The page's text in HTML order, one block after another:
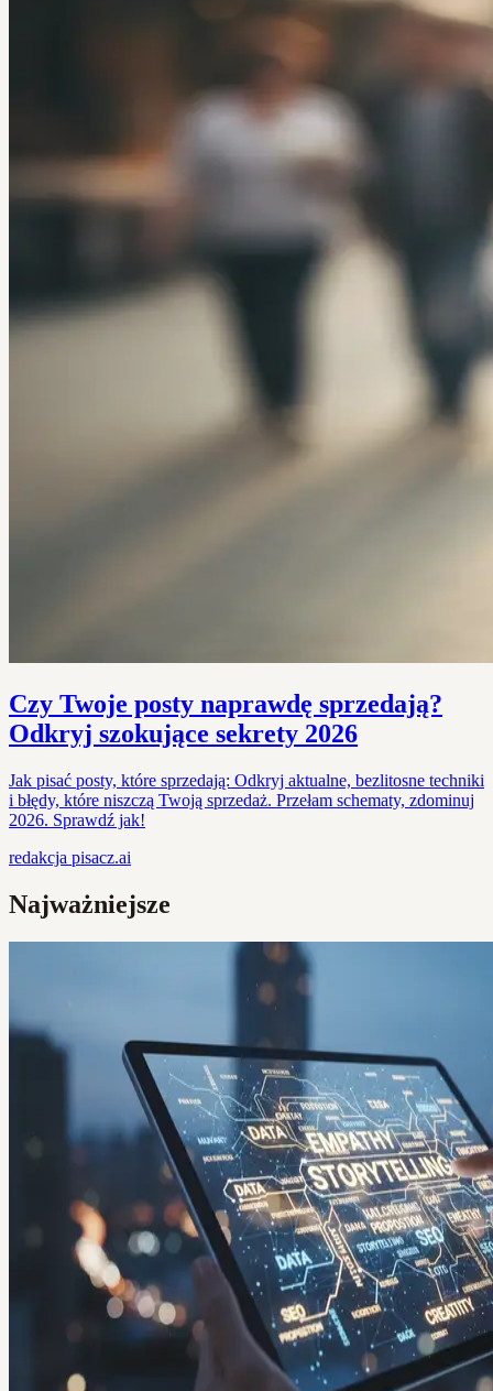
Czy Twoje posty naprawdę sprzedają?
Odkryj szokujące sekrety 2026
Jak pisać posty, które sprzedają: Odkryj aktualne, bezlitosne techniki
i błędy, które niszczą Twoją sprzedaż. Przełam schematy, zdominuj
2026. Sprawdź jak!
redakcja pisacz.ai
Najważniejsze